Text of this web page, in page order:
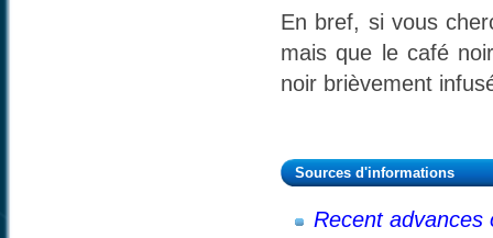
En bref, si vous
mais que le café
noir brièvement
Sources d'informations
Recent advances